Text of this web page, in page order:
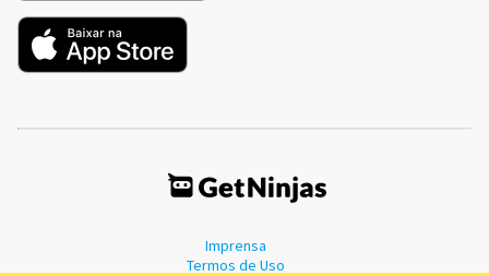
Imprensa
Termos de Uso